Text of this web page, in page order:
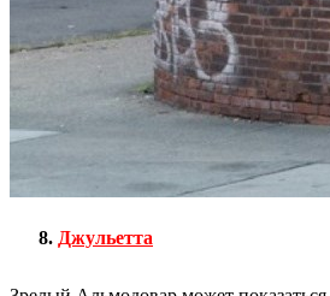
Джульетта